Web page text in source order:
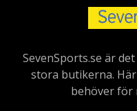
SevenSports.se är
stora butikerna.
behöver för